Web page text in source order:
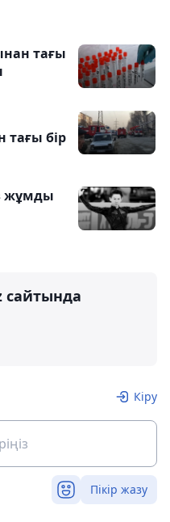
тағы
бір
жұмды
сайтында
Кіру
Пікір жазу